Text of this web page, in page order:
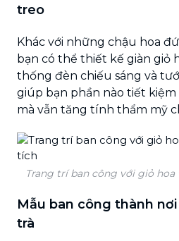
treo
Khác với những chậu hoa
bạn có thể thiết kế giàn giỏ
thống đèn chiếu sáng và
giúp bạn phần nào tiết kiệm
mà vẫn tăng tính thẩm mỹ
Trang trí ban công với giỏ
Mẫu ban công thành
trà